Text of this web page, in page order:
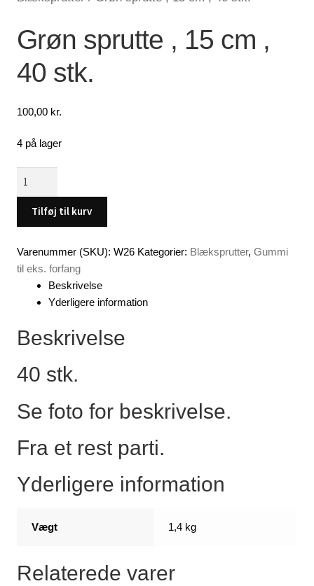
Min Konto
Grøn sprutte , 15 cm ,
40 stk.
100,00 kr.
4 på lager
15
,
40
Tilføj til kurv
Varenummer (SKU):W26 Kategorier: Blæksprutter,Gummi
til eks. forfang
Beskrivelse
Yderligere information
Beskrivelse
40 stk.
Se foto for beskrivelse.
Fra et rest parti.
Yderligere information
Vægt 1,4 kg
Relaterede varer